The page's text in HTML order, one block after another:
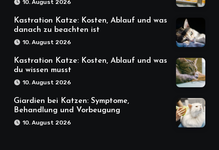
10. August 2026
Kastration Katze: Kosten, Ablauf und was
danach zu beachten ist
10. August 2026
Kastration Katze: Kosten, Ablauf und was
du wissen musst
10. August 2026
Giardien bei Katzen: Symptome,
Behandlung und Vorbeugung
10. August 2026